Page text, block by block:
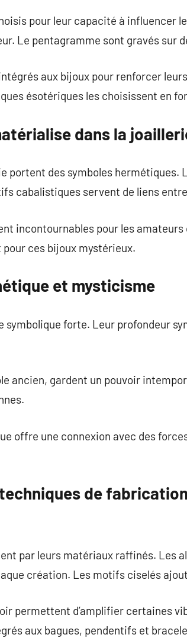
pour leur capacité à influencer
Le pentagramme sont gravés sur
aux bijoux pour renforcer
ésotériques les choisissent en
dans la
portent des symboles hermétiques.
cabalistiques servent de liens
incontournables pour les
ces bijoux mystérieux.
et mysticisme
forte. Leur profondeur
ancien, gardent un pouvoir
offre une connexion avec des
de
par leurs matériaux raffinés. Les
création. Les motifs ciselés
permettent d’amplifier certaines
aux bagues, pendentifs et